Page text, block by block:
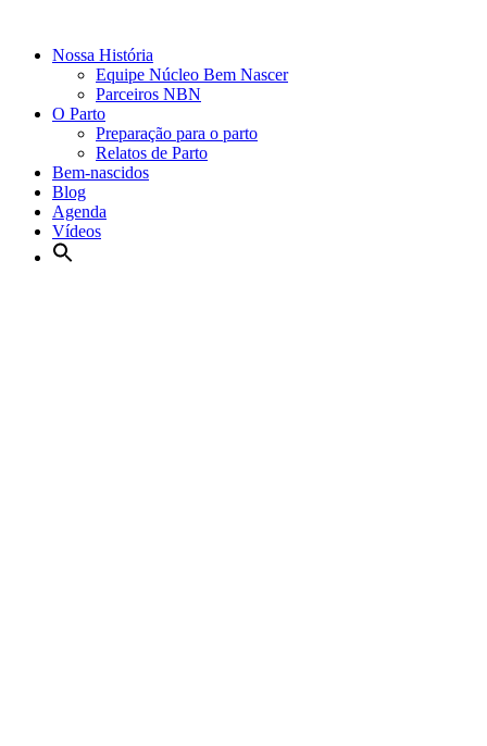
Nossa História
Equipe Núcleo Bem Nascer
Parceiros NBN
O Parto
Preparação para o parto
Relatos de Parto
Bem-nascidos
Blog
Agenda
Vídeos